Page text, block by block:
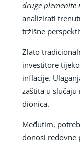
druge plemenite
analizirati
tržišne
Zlato
investitore
inflacije.
zaštita u
dionica.
Međutim,
donosi redovne